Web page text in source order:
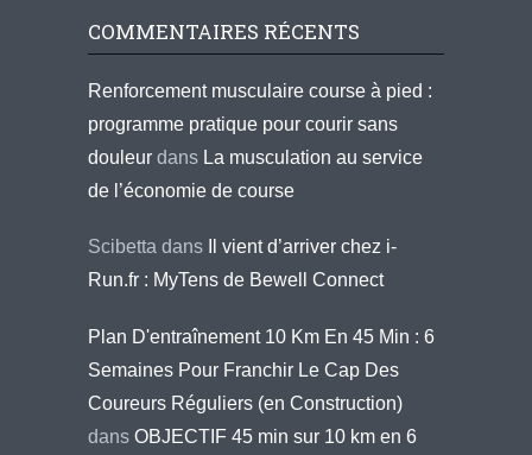
COMMENTAIRES RÉCENTS
Renforcement musculaire course à pied :
programme pratique pour courir sans
douleur dans La musculation au service
de l’économie de course
Scibetta dans
Il vient d’arriver chez i-
Run.fr : MyTens de Bewell Connect
Plan D'entraînement 10 Km En 45 Min : 6
Semaines Pour Franchir Le Cap Des
Coureurs Réguliers (en Construction)
dans OBJECTIF 45 min sur 10 km en 6